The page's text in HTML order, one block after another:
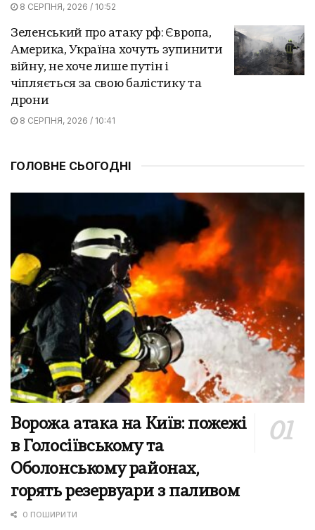
8 СЕРПНЯ, 2026 / 10:52
Зеленський про атаку рф: Європа,
Америка, Україна хочуть зупинити
війну, не хоче лише путін і
чіпляється за свою балістику та
дрони
8 СЕРПНЯ, 2026 / 10:41
ГОЛОВНЕ СЬОГОДНІ
Ворожа атака на Київ: пожежі
в Голосіївському та
Оболонському районах,
горять резервуари з паливом
0 ПОШИРИТИ